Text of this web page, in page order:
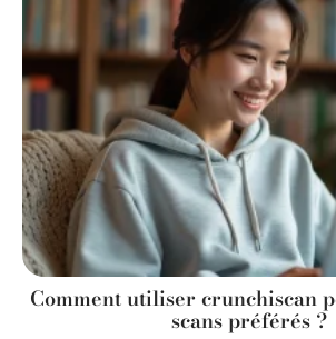
Comment utiliser crunchiscan
scans préférés ?